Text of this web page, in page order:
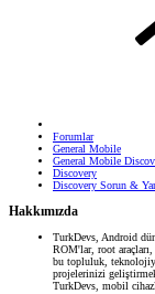
Forumlar
General Mobile
General Mobile
Discovery
Discovery Sorun &
Hakkımızda
TurkDevs, Android
ROM'lar, root
bu topluluk,
projelerinizi
TurkDevs, mobil